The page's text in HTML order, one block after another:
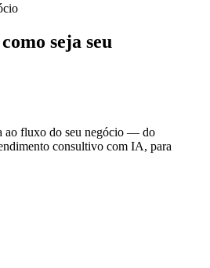
seja seu
ao fluxo do seu negócio — do
consultivo com IA, para